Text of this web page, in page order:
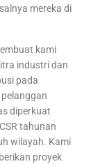
mereka di
kami
industri dan
pada
diperkuat
tahunan
wilayah. Kami
proyek